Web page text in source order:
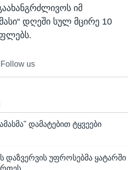
იმ
დღეში სულ მცირე 10
Follow us
დამატებით ტყვეები
დაზვერვის უფროსებმა ყატარში